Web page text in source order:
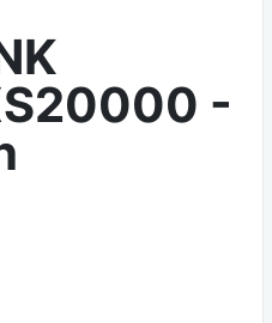
-